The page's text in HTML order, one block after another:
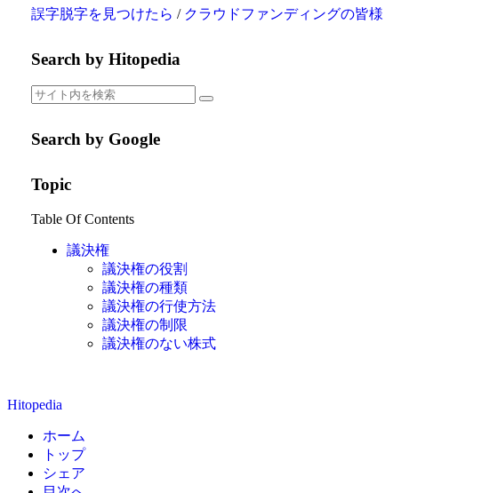
誤字脱字を見つけたら / クラウドファンディングの皆様
Search by Hitopedia
Search by Google
Topic
Table Of Contents
議決権
議決権の役割
議決権の種類
議決権の行使方法
議決権の制限
議決権のない株式
Hitopedia
ホーム
トップ
シェア